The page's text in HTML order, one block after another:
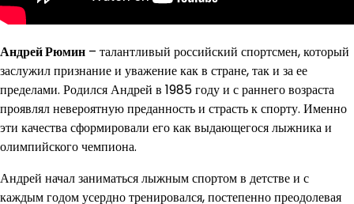
Андрей Рюмин – талантливый российский спортсмен, который
заслужил признание и уважение как в стране, так и за ее
пределами. Родился Андрей в 1985 году и с раннего возраста
проявлял невероятную преданность и страсть к спорту. Именно
эти качества сформировали его как выдающегося лыжника и
олимпийского чемпиона.
Андрей начал заниматься лыжным спортом в детстве и с
каждым годом усердно тренировался, постепенно преодолевая